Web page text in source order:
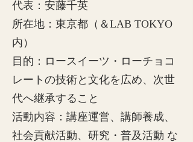
代表：安藤千英
所在地：東京都（＆LAB TOKYO
内）
目的：ロースイーツ・ローチョコ
レートの技術と文化を広め、次世
代へ継承すること
活動内容：講座運営、講師養成、
社会貢献活動、研究・普及活動 な